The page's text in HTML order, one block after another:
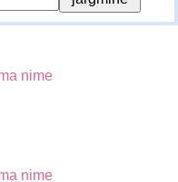
nime
nime